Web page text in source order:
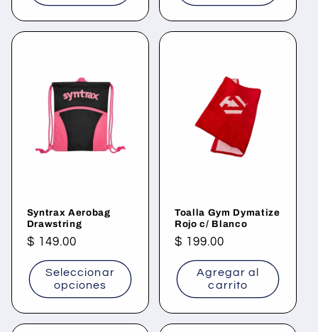
Syntrax Aerobag
Drawstring
Precio
habitual
$ 149.00
Seleccionar
opciones
Toalla Gym Dymatize
Rojo c/ Blanco
Precio
habitual
$ 199.00
Agregar al
carrito